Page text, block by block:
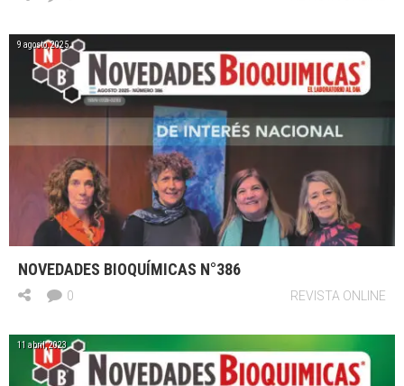
9 agosto, 2025
NOVEDADES BIOQUÍMICAS N°386
REVISTA ONLINE
0
11 abril, 2023